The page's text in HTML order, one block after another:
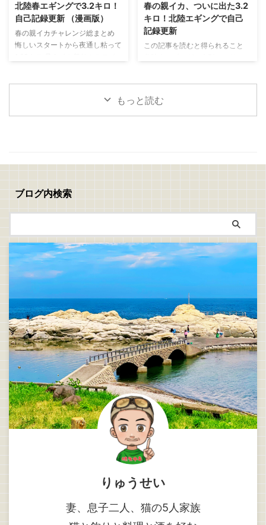
に軽く塩を振り5分ほど置きます
表面に出てきた水分をキッチンペ
ーパーで丁寧に拭き取ったら塩コ
ショウを振ります 次に、 小麦粉
→ 溶き卵 → パン粉 の順番で衣を
...
よく親父と一緒にやっていた
「真鯛のぶっこみ釣り」 最近は
アジングやエギングなど、どちら
かといえばライトで手返しの良い
釣りが中心でしたが、ぶっこみ釣
りますね 仕掛けを遠投して潮を
見ながら、魚が入って ...
北陸春エギングで3.2キロ！
自己記録更新 （漫画版）
春の親イカチャレンジ総まとめ
悔しいスタートから夜通し粘って
春の親イカ、ついに出た3.2
キロ！北陸エギングで自己
記録更新
この記事を読むと得られること
につく 春の親イカチャレンジ 今
回は、春の親イカ狙いの釣行をま
→5/18(月)：1.0キロ、1.47キロ、
もっと読む
ブログ内検索
りゅうせい
妻、息子二人、猫の5人家族